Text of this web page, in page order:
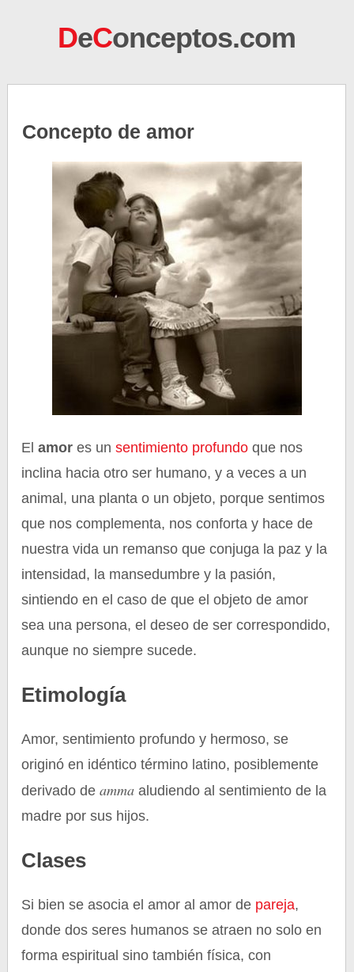
DeConceptos.com
Concepto de amor
Elamor es un sentimiento profundo que nos
inclina hacia otro ser humano, y a veces a un
animal, una planta o un objeto, porque sentimos
que nos complementa, nos conforta y hace de
nuestra vida un remanso que conjuga la paz y la
intensidad, la mansedumbre y la pasión,
sintiendo en el caso de que el objeto de amor
sea una persona, el deseo de ser correspondido,
aunque no siempre sucede.
Etimología
Amor, sentimiento profundo y hermoso, se
originó en idéntico término latino, posiblemente
derivado de amma aludiendo al sentimiento de la
madre por sus hijos.
Clases
Si bien se asocia el amor al amor de pareja,
donde dos seres humanos se atraen no solo en
forma espiritual sino también física, con